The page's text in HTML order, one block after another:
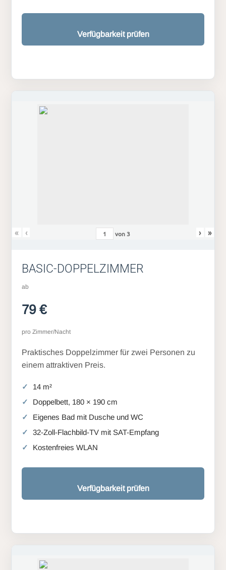
Verfügbarkeit prüfen
« ‹ von3 › »
BASIC-DOPPELZIMMER
ab
79 €
pro Zimmer/Nacht
Praktisches Doppelzimmer für zwei Personen zu
einem attraktiven Preis.
14 m²
Doppelbett, 180 × 190 cm
Eigenes Bad mit Dusche und WC
32-Zoll-Flachbild-TV mit SAT-Empfang
Kostenfreies WLAN
Verfügbarkeit prüfen